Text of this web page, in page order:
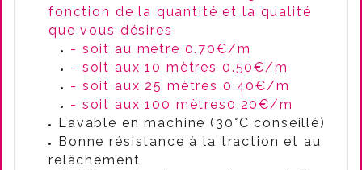
fonction de la quantité et la qualité
que vous désires
- soit au mètre 0.70€/m
- soit aux 10 mètres 0.50€/m
- soit aux 25 mètres 0.40€/m
- soit aux 100 mètres0.20€/m
Lavable en machine (30°C conseillé)
Bonne résistance à la traction et au
relâchement